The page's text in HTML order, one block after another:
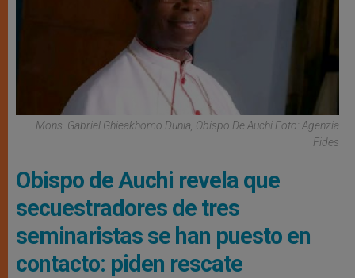
Mons. Gabriel Ghieakhomo Dunia, Obispo De Auchi Foto: Agenzia
Fides
Obispo de Auchi revela que
secuestradores de tres
seminaristas se han puesto en
contacto: piden rescate